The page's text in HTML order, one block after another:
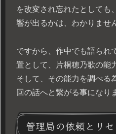
を改変され忘れたとしても
響が出るかは、わかりませ
ですから、作中でも語られ
置として、片桐穂乃歌の能
そして、その能力を調べる
回の話へと繋がる事になり
管理局の依頼とリ